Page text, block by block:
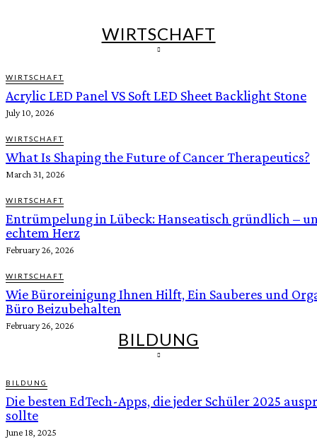
WIRTSCHAFT
WIRTSCHAFT
Acrylic LED Panel VS Soft LED Sheet Backlight Stone
July 10, 2026
WIRTSCHAFT
What Is Shaping the Future of Cancer Therapeutics?
March 31, 2026
WIRTSCHAFT
Entrümpelung in Lübeck: Hanseatisch gründlich –
echtem Herz
February 26, 2026
WIRTSCHAFT
Wie Büroreinigung Ihnen Hilft, Ein Sauberes und
Büro Beizubehalten
February 26, 2026
BILDUNG
BILDUNG
Die besten EdTech-Apps, die jeder Schüler 2025
sollte
June 18, 2025